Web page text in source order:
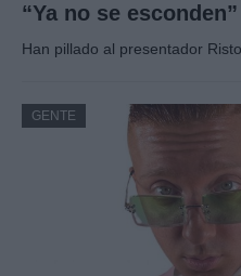
“Ya no se esconden”
Han pillado al presentador
GENTE